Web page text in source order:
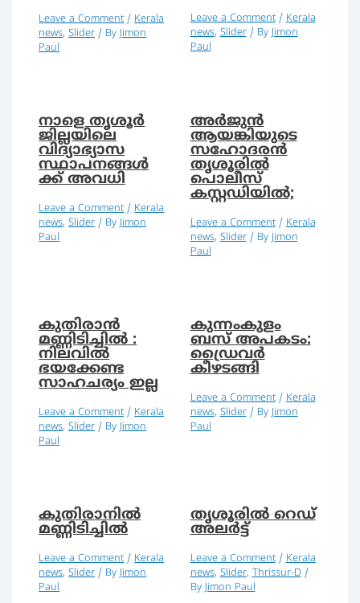
Leave a Comment / Kerala
news,Slider / By Jimon
Paul
Leave a Comment / Kerala
news, Slider/ By Jimon
Paul
നാളെ തൃശൂർ
ജില്ലയിലെ
വിദ്യാഭ്യാസ
സ്ഥാപനങ്ങൾ
ക്ക് അവധി
Leave a Comment / Kerala
news,Slider / By Jimon
Paul
അര്‍ജുന്‍
ആയങ്കിയുടെ
സഹോദരന്‍
തൃശൂരിൽ
പൊലീസ്
കസ്റ്റഡിയില്‍;
Leave a Comment / Kerala
news, Slider/ By Jimon
Paul
കുതിരാൻ
മണ്ണിടിച്ചിൽ :
നിലവില്‍
ഭയക്കേണ്ട
സാഹചര്യം ഇല്ല
Leave a Comment / Kerala
news,Slider / By Jimon
Paul
കുന്നംകുളം
ബസ് അപകടം:
ഡ്രൈവര്‍
കീഴടങ്ങി
Leave a Comment / Kerala
news, Slider/ By Jimon
Paul
കുതിരാനിൽ
മണ്ണിടിച്ചിൽ
Leave a Comment /Kerala
news,Slider/ ByJimon
Paul
തൃശൂരിൽ റെഡ്
അലർട്ട്
Leave a Comment /Kerala
news,Slider,Thrissur-D/
ByJimon Paul